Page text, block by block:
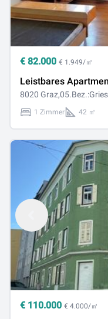
€ 82.000 € 1.949/㎡
Leistbares
8020 Graz,05.Bez.:Gries
1 Zimmer 42 ㎡
€ 110.000 € 4.000/㎡